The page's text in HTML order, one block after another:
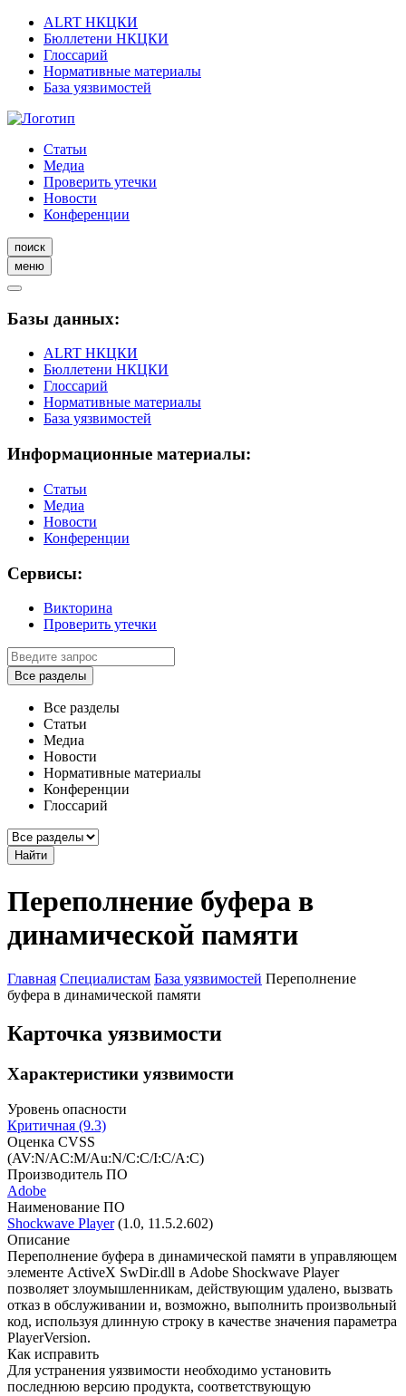
ALRT НКЦКИ
Бюллетени НКЦКИ
Глоссарий
Нормативные материалы
База уязвимостей
Статьи
Медиа
Проверить утечки
Новости
Конференции
поиск
меню
Базы данных:
ALRT НКЦКИ
Бюллетени НКЦКИ
Глоссарий
Нормативные материалы
База уязвимостей
Информационные материалы:
Статьи
Медиа
Новости
Конференции
Сервисы:
Викторина
Проверить утечки
Все разделы
Все разделы
Статьи
Медиа
Новости
Нормативные материалы
Конференции
Глоссарий
Найти
Переполнение буфера в
динамической памяти
Главная Специалистам База уязвимостей Переполнение
буфера в динамической памяти
Карточка уязвимости
Характеристики уязвимости
Уровень опасности
Критичная (9.3)
Оценка CVSS
(AV:N/AC:M/Au:N/C:C/I:C/A:C)
Производитель ПО
Adobe
Наименование ПО
Shockwave Player(1.0, 11.5.2.602)
Описание
Переполнение буфера в динамической памяти в управляющем
элементе ActiveX SwDir.dll в Adobe Shockwave Player
позволяет злоумышленникам, действующим удалено, вызвать
отказ в обслуживании и, возможно, выполнить произвольный
код, используя длинную строку в качестве значения параметра
PlayerVersion.
Как исправить
Для устранения уязвимости необходимо установить
последнюю версию продукта, соответствующую